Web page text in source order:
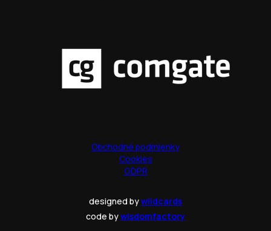
Obchodné podmienky
Cookies
GDPR
designed bywildcards
code bywisdomfactory